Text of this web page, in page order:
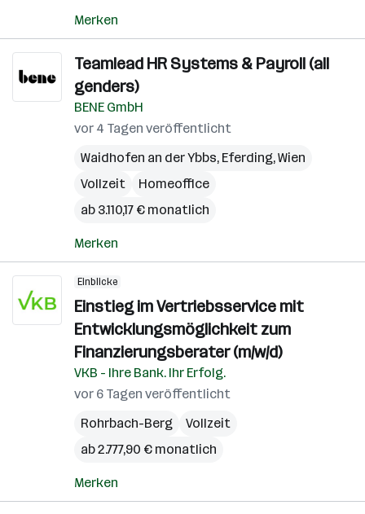
Merken
Teamlead HR Systems & Payroll (all
genders)
BENE GmbH
vor 4 Tagen veröffentlicht
Waidhofen an der Ybbs, Eferding,Wien
Vollzeit
Homeoffice
ab 3.110,17 € monatlich
Merken
Einblicke
Einstieg im Vertriebsservice mit
Entwicklungsmöglichkeit zum
Finanzierungsberater (m/w/d)
VKB - Ihre Bank. Ihr Erfolg.
vor 6 Tagen veröffentlicht
Rohrbach-Berg
Vollzeit
ab 2.777,90 € monatlich
Merken